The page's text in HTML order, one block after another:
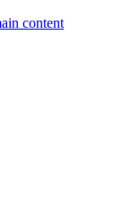
content